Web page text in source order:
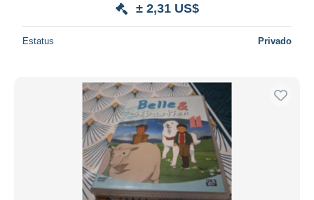
± 2,31 US$
Estatus Privado